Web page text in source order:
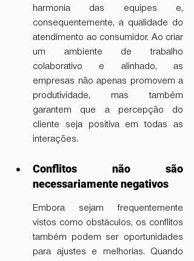
harmonia das equipes e,
consequentemente, a qualidade do
atendimento ao consumidor. Ao criar
um ambiente de trabalho
colaborativo e alinhado, as
empresas não apenas promovem a
produtividade, mas também
garantem que a percepção do
cliente seja positiva em todas as
interações.
Conflitos não são
necessariamente negativos
Embora sejam frequentemente
vistos como obstáculos, os conflitos
também podem ser oportunidades
para ajustes e melhorias. Quando